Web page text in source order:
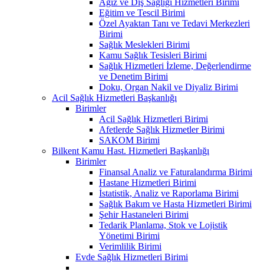
Eğitim ve Tescil Birimi
Özel Ayaktan Tanı ve Tedavi Merkezleri
Birimi
Sağlık Meslekleri Birimi
Kamu Sağlık Tesisleri Birimi
Sağlık Hizmetleri İzleme, Değerlendirme
ve Denetim Birimi
Doku, Organ Nakil ve Diyaliz Birimi
Acil Sağlık Hizmetleri Başkanlığı
Birimler
Acil Sağlık Hizmetleri Birimi
Afetlerde Sağlık Hizmetler Birimi
SAKOM Birimi
Bilkent Kamu Hast. Hizmetleri Başkanlığı
Birimler
Finansal Analiz ve Faturalandırma Birimi
Hastane Hizmetleri Birimi
İstatistik, Analiz ve Raporlama Birimi
Sağlık Bakım ve Hasta Hizmetleri Birimi
Şehir Hastaneleri Birimi
Tedarik Planlama, Stok ve Lojistik
Yönetimi Birimi
Verimlilik Birimi
Evde Sağlık Hizmetleri Birimi